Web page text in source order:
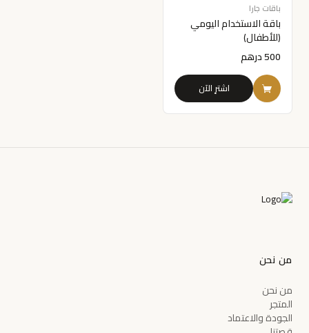
باقات جارا
باقة الاستخدام اليومي
(للأطفال)
500درهم
اشترِ الآن
من نحن
من نحن
المتجر
الجودة والاعتماد